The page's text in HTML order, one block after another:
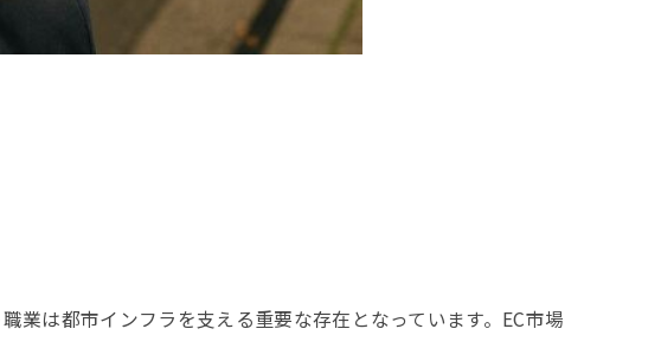
は都市インフラを支える重要な存在となっています。EC市場